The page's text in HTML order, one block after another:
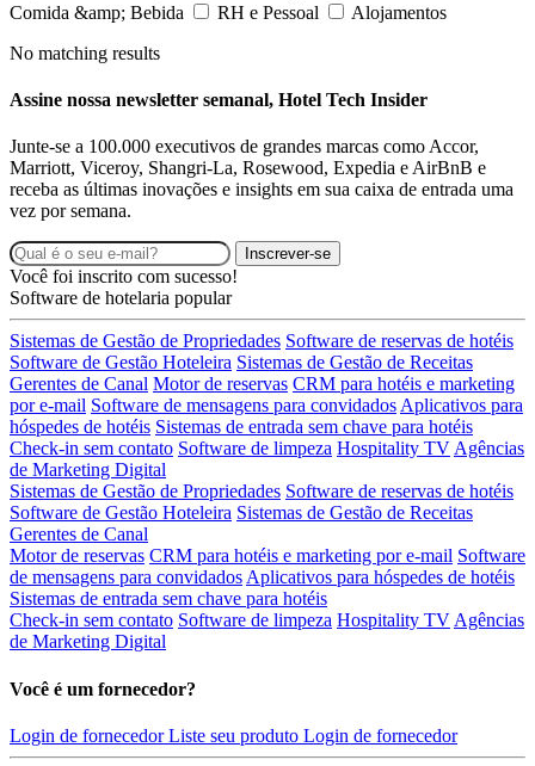
Comida &amp; Bebida
RH e Pessoal
Alojamentos
No matching results
Assine nossa newsletter semanal, Hotel Tech Insider
Junte-se a 100.000 executivos de grandes marcas como Accor,
Marriott, Viceroy, Shangri-La, Rosewood, Expedia e AirBnB e
receba as últimas inovações e insights em sua caixa de entrada uma
vez por semana.
Inscrever-se
Você foi inscrito com sucesso!
Software de hotelaria popular
Sistemas de Gestão de Propriedades Software de reservas de hotéis
Software de Gestão Hoteleira Sistemas de Gestão de Receitas
Gerentes de Canal Motor de reservas CRM para hotéis e marketing
por e-mail Software de mensagens para convidados Aplicativos para
hóspedes de hotéis Sistemas de entrada sem chave para hotéis
Check-in sem contato Software de limpeza Hospitality TV Agências
de Marketing Digital
Sistemas de Gestão de Propriedades Software de reservas de hotéis
Software de Gestão Hoteleira Sistemas de Gestão de Receitas
Gerentes de Canal
Motor de reservas CRM para hotéis e marketing por e-mail Software
de mensagens para convidados Aplicativos para hóspedes de hotéis
Sistemas de entrada sem chave para hotéis
Check-in sem contato Software de limpeza Hospitality TV Agências
de Marketing Digital
Você é um fornecedor?
Login de fornecedorListe seu produto Login de fornecedor